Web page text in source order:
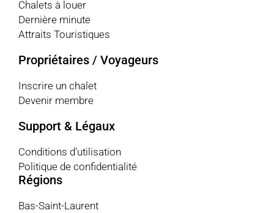
Chalets à louer
Dernière minute
Attraits Touristiques
Propriétaires / Voyageurs
Inscrire un chalet
Devenir membre
Support & Légaux
Conditions d'utilisation
Politique de confidentialité
Régions
Bas-Saint-Laurent